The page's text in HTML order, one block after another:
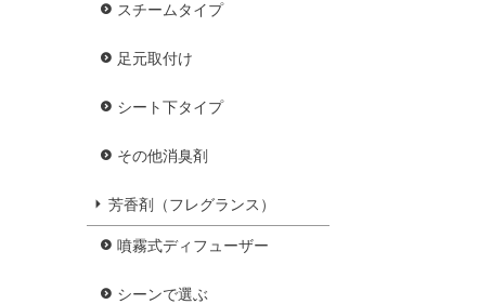
スチームタイプ
足元取付け
シート下タイプ
その他消臭剤
芳香剤（フレグランス）
噴霧式ディフューザー
シーンで選ぶ